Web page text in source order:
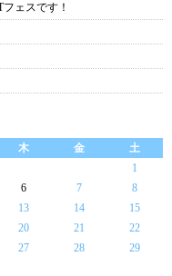
ェスです！
木 金
土
1
6 7
8
13 14
15
20 21
22
27 28
29